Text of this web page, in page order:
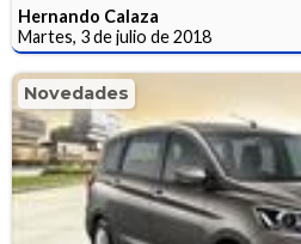
Hernando Calaza
Martes, 3 de julio de 2018
Novedades